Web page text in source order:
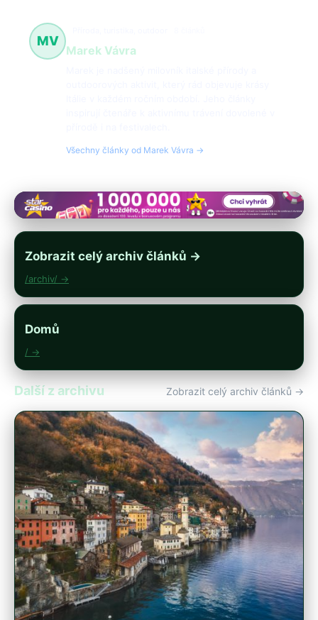
MV
Marek Vávra
Všechny články od Marek Vávra →
Zobrazit celý archiv článků →
/archiv/ →
Domů
/ →
Další z archivu Zobrazit celý archiv článků →